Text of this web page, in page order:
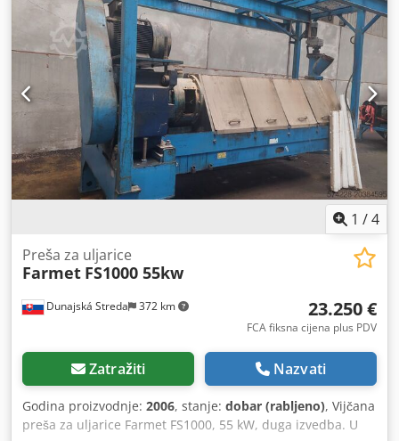
1 /4
Dunajská Streda 372 km
Preša za uljarice
Farmet FS1000 55kw
23.250 €
FCA fiksna cijena plus PDV
Zatražiti Nazvati
Godina proizvodnje: 2006, stanje: dobar (rabljeno), Vijčana
preša za uljarice Farmet FS1000, 55 kW, duga izvedba. U